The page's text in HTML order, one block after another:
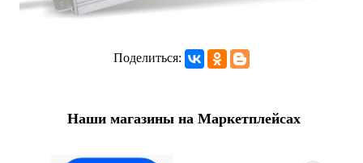
Поделиться:
Наши магазины на Маркетплейсах